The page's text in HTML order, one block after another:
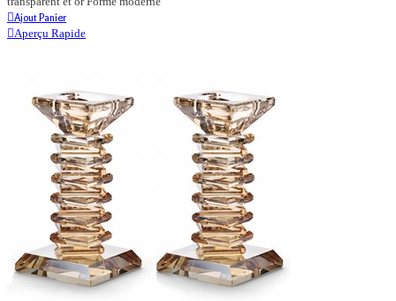
Ajout Panier
Aperçu Rapide